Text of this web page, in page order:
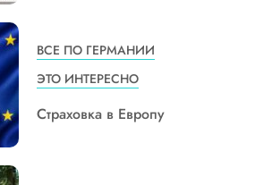
ВСЕ ПО ГЕРМАНИИ
ЭТО ИНТЕРЕСНО
Страховка в Европу